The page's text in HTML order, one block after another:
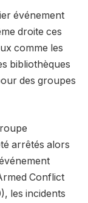
événement
droite ces
comme les
bibliothèques
des groupes
arrêtés alors
Conflict
les incidents